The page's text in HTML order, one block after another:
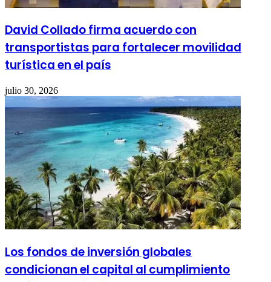
David Collado firma acuerdo con
transportistas para fortalecer movilidad
turística en el país
julio 30, 2026
Los fondos de inversión globales
condicionan el capital al cumplimiento